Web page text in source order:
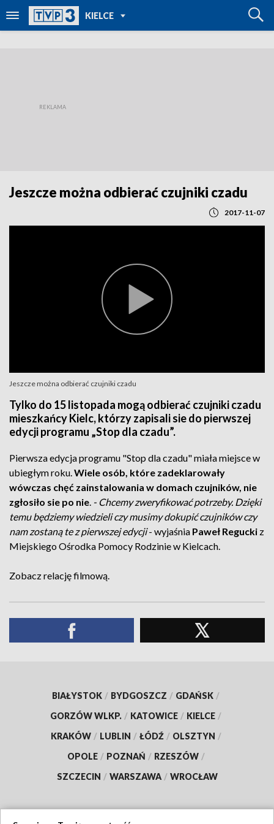
KIELCE
TVP REGIONY
Jeszcze można odbierać czujniki czadu
2017-11-07
Jeszcze można odbierać czujniki czadu
Tylko do 15 listopada mogą odbierać czujniki czadu
mieszkańcy Kielc, którzy zapisali sie do pierwszej
edycji programu „Stop dla czadu”.
Pierwsza edycja programu "Stop dla czadu" miała miejsce w
ubiegłym roku.Wiele osób, które zadeklarowały
wówczas chęć zainstalowania w domach czujników, nie
zgłosiło sie po nie. - Chcemy zweryfikować potrzeby. Dzięki
temu będziemy wiedzieli czy musimy dokupić czujników czy
nam zostaną te z pierwszej edycji- wyjaśnia Paweł Regucki z
Miejskiego Ośrodka Pomocy Rodzinie w Kielcach.
Zobacz relację filmową.
BIAŁYSTOK / BYDGOSZCZ / GDAŃSK /
GORZÓW WLKP. / KATOWICE / KIELCE /
KRAKÓW / LUBLIN / ŁÓDŹ / OLSZTYN /
OPOLE / POZNAŃ / RZESZÓW /
SZCZECIN / WARSZAWA / WROCŁAW